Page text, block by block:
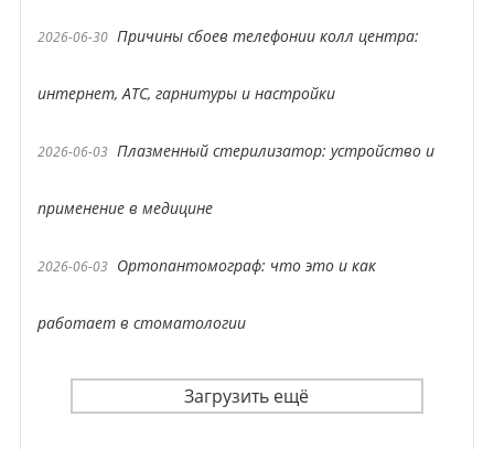
2026-06-30 Причины сбоев телефонии колл центра:
интернет, АТС, гарнитуры и настройки
2026-06-03 Плазменный стерилизатор: устройство и
применение в медицине
2026-06-03 Ортопантомограф: что это и как
работает в стоматологии
Загрузить ещё